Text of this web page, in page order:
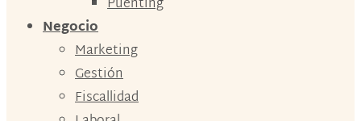
Negocio
Marketing
Gestión
Fiscallidad